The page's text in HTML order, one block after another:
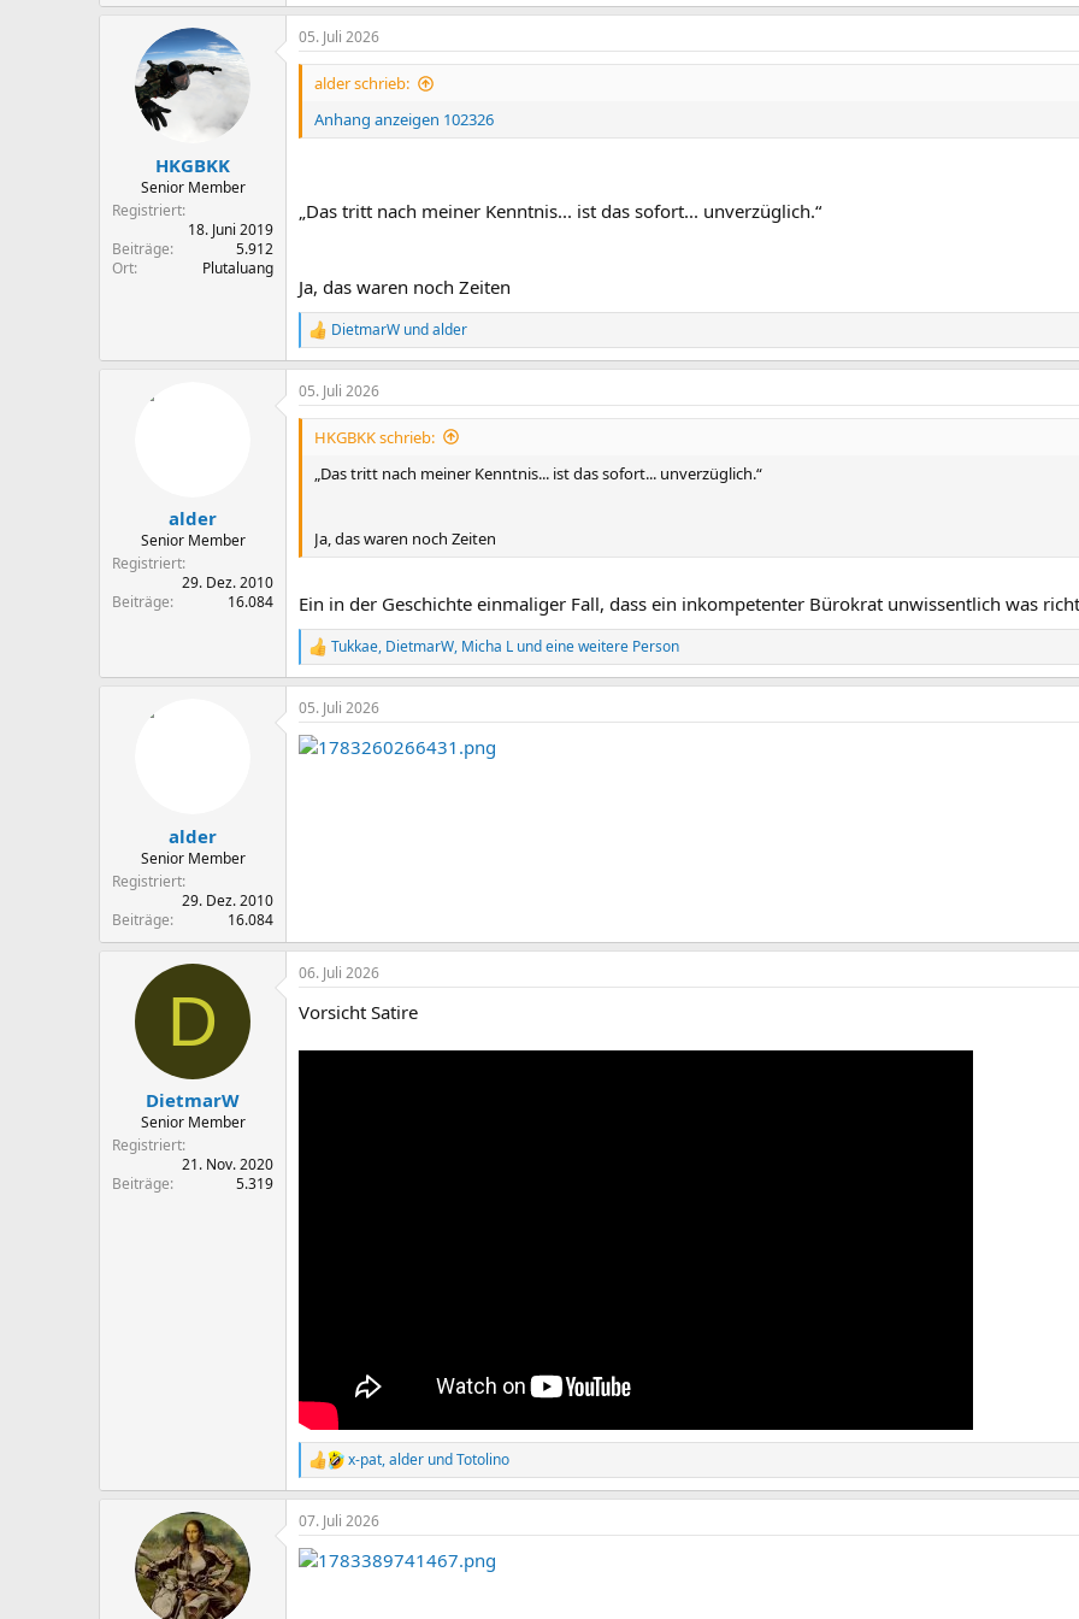
a
k
t
n
e
HKGBKK
Senior Member
Registriert
18. Juni 2019
Beiträge
5.912
Ort
Plutaluang
05. Juli 2026
alder schrieb:
Anhang anzeigen 102326
„Das tritt nach meiner Kenntnis... ist das sofort... unverzüglich.“
Ja, das waren noch Zeiten
R
e
a
k
t
DietmarW undalder
alder
Senior Member
Registriert
29. Dez. 2010
Beiträge
16.084
05. Juli 2026
HKGBKK schrieb:
„Das tritt nach meiner Kenntnis... ist das sofort... unverzüglich.“
Ja, das waren noch Zeiten
Ein in der Geschichte einmaliger Fall, dass ein inkompetenter Bürokrat unwissentlich was
R
e
a
k
t
i
Tukkae, DietmarW, Micha L und eine weitere Person
alder
Senior Member
Registriert
29. Dez. 2010
Beiträge
16.084
05. Juli 2026
D
DietmarW
Senior Member
Registriert
21. Nov. 2020
Beiträge
5.319
06. Juli 2026
Vorsicht Satire
R
e
a
k
t
i
x-pat,alder undTotolino
07. Juli 2026